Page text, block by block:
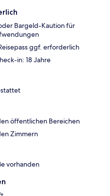
Bargeld-Kaution für
ggf. erforderlich
in: 18 Jahre
öffentlichen Bereichen
Zimmern
vorhanden